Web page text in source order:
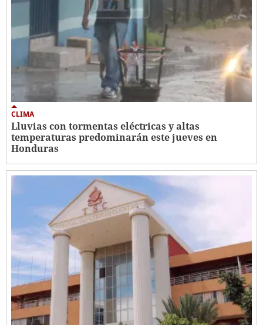
CLIMA
Lluvias con tormentas eléctricas y altas
temperaturas predominarán este jueves en
Honduras